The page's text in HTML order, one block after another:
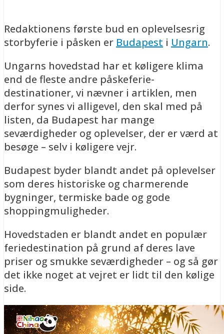
Redaktionens første bud en oplevelsesrig
storbyferie i påsken er Budapest i Ungarn.
Ungarns hovedstad har et køligere klima
end de fleste andre påskeferie-
destinationer, vi nævner i artiklen, men
derfor synes vi alligevel, den skal med på
listen, da Budapest har mange
seværdigheder og oplevelser, der er værd at
besøge – selv i køligere vejr.
Budapest byder blandt andet på oplevelser
som deres historiske og charmerende
bygninger, termiske bade og gode
shoppingmuligheder.
Hovedstaden er blandt andet en populær
feriedestination på grund af deres lave
priser og smukke seværdigheder – og så gør
det ikke noget at vejret er lidt til den kølige
side.